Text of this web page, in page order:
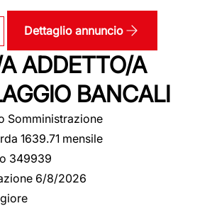
Dettaglio annuncio
ADDETTO/A
BANCALI
Somministrazione
1639.71 mensile
349939
6/8/2026